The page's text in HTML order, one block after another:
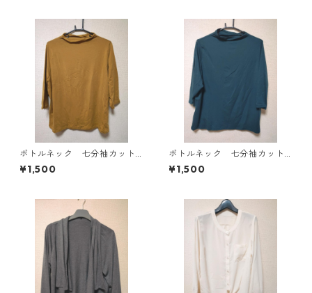
ボトルネック 七分袖カット
ソー ４Ｌ マスタード KA
E-4816
¥1,500
ボトルネック 七分袖カット
ソー ４Ｌ ティールグリー
ン KAE-4815
¥1,500